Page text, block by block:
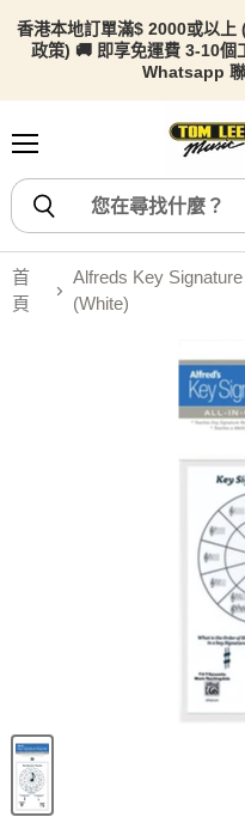
香港本地訂單滿$ 2000或以上
政策) 🚚 即享免運費 3-10個
Whatsapp
首
頁
Alfreds Key
(White)